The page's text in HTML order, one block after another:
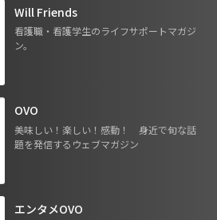
Will Friends
看護職・看護学生のライフサポートマガジ
ン。
OVO
美味しい！楽しい！感動！ 身近で旬な話
題を発信するウェブマガジン
エンタメOVO